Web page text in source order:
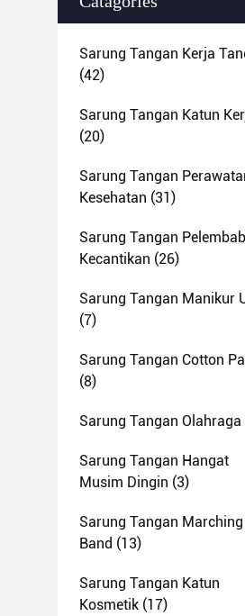
Sarung Tangan Kerja
(42)
Sarung Tangan Katun
(20)
Sarung Tangan
Kesehatan (31)
Sarung Tangan Pelembab
Kecantikan (26)
Sarung Tangan Manikur
(7)
Sarung Tangan Cotton
(8)
Sarung Tangan Olahraga
Sarung Tangan Hangat
Musim Dingin (3)
Sarung Tangan Marching
Band (13)
Sarung Tangan Katun
Kosmetik (17)